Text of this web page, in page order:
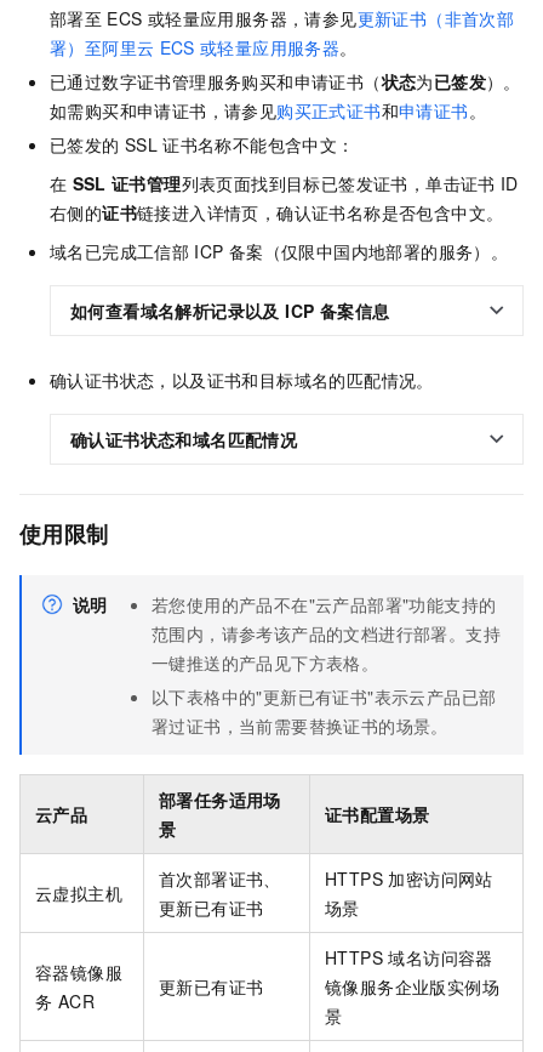
部署至 ECS 或轻量应用服务器，请参见更新证书（非首次部
署）至阿里云 ECS 或轻量应用服务器。
已通过数字证书管理服务购买和申请证书（状态为已签发）。
如需购买和申请证书，请参见购买正式证书和申请证书。
已签发的 SSL 证书名称不能包含中文：
在 SSL 证书管理列表页面找到目标已签发证书，单击证书 ID
右侧的证书链接进入详情页，确认证书名称是否包含中文。
域名已完成工信部 ICP 备案（仅限中国内地部署的服务）。
如何查看域名解析记录以及 ICP 备案信息
确认证书状态，以及证书和目标域名的匹配情况。
确认证书状态和域名匹配情况
使用限制
说明
若您使用的产品不在"云产品部署"功能支持的
范围内，请参考该产品的文档进行部署。支持
一键推送的产品见下方表格。
以下表格中的"更新已有证书"表示云产品已部
署过证书，当前需要替换证书的场景。
云产品
部署任务适用场
景
证书配置场景
云虚拟主机
首次部署证书、
更新已有证书
HTTPS 加密访问网站
场景
容器镜像服
务 ACR
更新已有证书
HTTPS 域名访问容器
镜像服务企业版实例场
景